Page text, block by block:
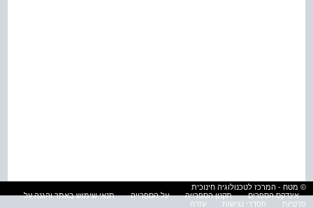
© מטח - המרכז לטכנולוגיה חינוכית
אינדקס הספרים
תקנון הספרייה על הספרייה
תנאי שימוש באתר והגנה על
פרטיות
הסדרי נגישות עזרה